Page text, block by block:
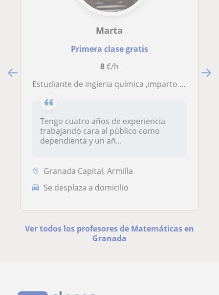
Marta
Primera clase gratis
8€/h
Estudiante de ingieria química ,imparto clases de cualquier materia
Tengo cuatro años de experiencia
trabajando cara al público como
dependienta y un añ...
Granada Capital, Armilla
Se desplaza a domicilio
Ver todos los profesores de Matemáticas en
Granada